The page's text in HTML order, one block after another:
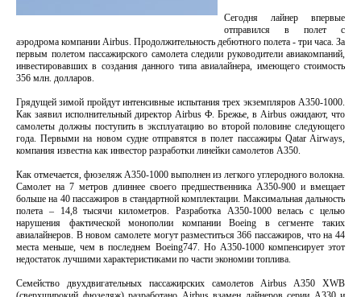
Сегодня лайнер впервые
отправился в полет с
аэродрома компании Airbus. Продолжительность дебютного полета - три часа. За
первым полетом пассажирского самолета следили руководители авиакомпаний,
инвестировавших в создания данного типа авиалайнера, имеющего стоимость
356 млн. долларов.
Грядущей зимой пройдут интенсивные испытания трех экземпляров A350-1000.
Как заявил исполнительный директор Airbus Ф. Брежье, в Airbus ожидают, что
самолеты должны поступить в эксплуатацию во второй половине следующего
года. Первыми на новом судне отправятся в полет пассажиры Qatar Airways,
компания известна как инвестор разработки линейки самолетов A350.
Как отмечается, фюзеляж A350-1000 выполнен из легкого углеродного волокна.
Самолет на 7 метров длиннее своего предшественника A350-900 и вмещает
больше на 40 пассажиров в стандартной комплектации. Максимальная дальность
полета – 14,8 тысячи километров. Разработка А350-1000 велась с целью
нарушения фактической монополии компании Boeing в сегменте таких
авиалайнеров. В новом самолете могут разместиться 366 пассажиров, что на 44
места меньше, чем в последнем Boeing747. Но А350-1000 компенсирует этот
недостаток лучшими характеристиками по части экономии топлива.
Семейство двухдвигательных пассажирских самолетов Airbus A350 XWB